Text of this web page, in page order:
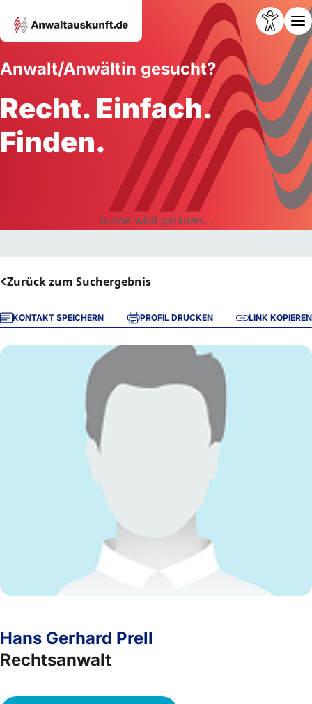
Anwalt/Anwältin gesucht?
Recht. Einfach.
Finden.
Suche wird geladen...
Zurück zum Suchergebnis
KONTAKT SPEICHERN PROFIL DRUCKEN LINK KOPIEREN
Hans Gerhard Prell
Rechtsanwalt